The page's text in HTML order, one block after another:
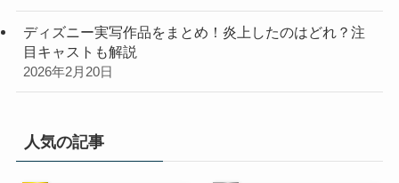
ディズニー実写作品をまとめ！炎上したのはどれ？注
目キャストも解説
2026年2月20日
人気の記事